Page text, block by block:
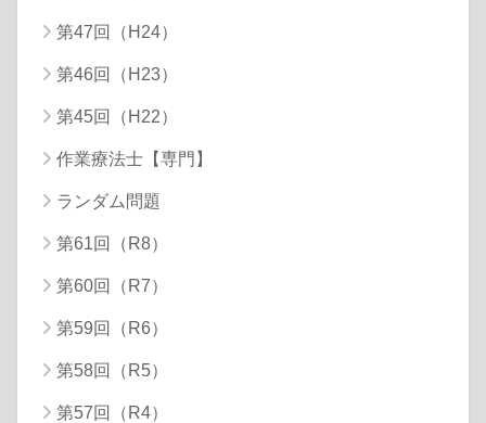
第47回（H24）
第46回（H23）
第45回（H22）
作業療法士【専門】
ランダム問題
第61回（R8）
第60回（R7）
第59回（R6）
第58回（R5）
第57回（R4）